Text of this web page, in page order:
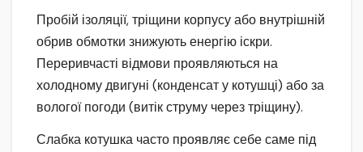
Пробій ізоляції, тріщини корпусу або внутрішній
обрив обмотки знижують енергію іскри.
Переривчасті відмови проявляються на
холодному двигуні (конденсат у котушці) або за
вологої погоди (витік струму через тріщину).
Слабка котушка часто проявляє себе саме під